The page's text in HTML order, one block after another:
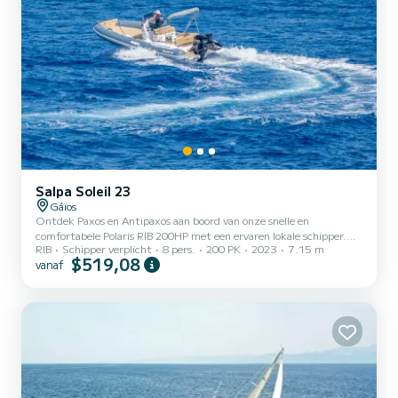
Salpa Soleil 23
Gáïos
Ontdek Paxos en Antipaxos aan boord van onze snelle en
comfortabele Polaris RIB 200HP met een ervaren lokale schipper.
Deze privécruise is ontworpen voor koppels, families en kleine
groepen die het eiland op hun eigen tempo willen verkennen terwijl
een van de meest complete routes rond Paxos en Antipaxos....
RIB Schipper verplicht 8 pers. 200 PK 2023 7.15 m
vanaf $519,08